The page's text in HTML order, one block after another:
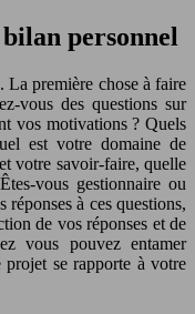
personnel
La première chose à faire
vous des questions sur
vos motivations ? Quels
est votre domaine de
votre savoir-faire, quelle
vous gestionnaire ou
à ces questions,
de vos réponses et de
vous pouvez entamer
se rapporte à votre